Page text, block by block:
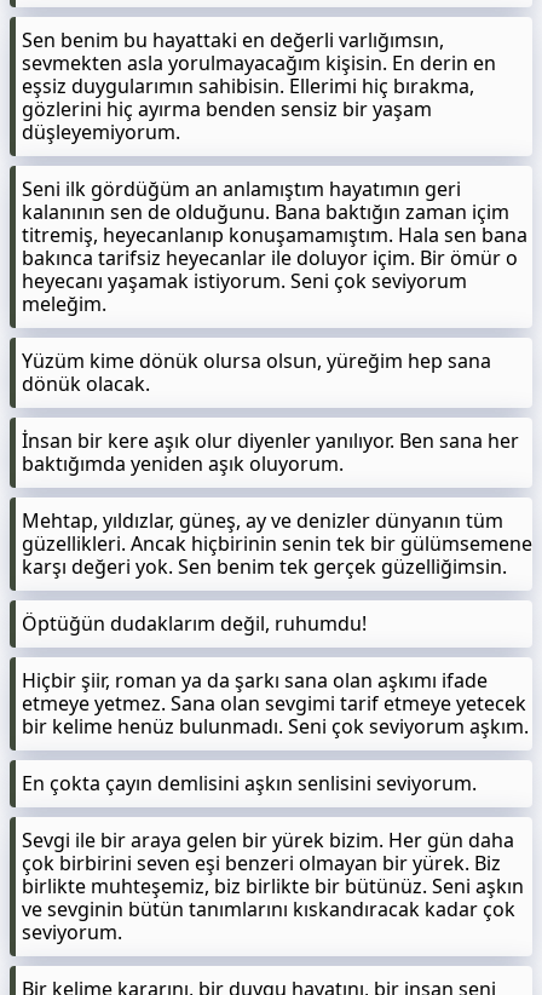
Sen benim bu hayattaki en değerli varlığımsın,
sevmekten asla yorulmayacağım kişisin. En derin en
eşsiz duygularımın sahibisin. Ellerimi hiç bırakma,
gözlerini hiç ayırma benden sensiz bir yaşam
düşleyemiyorum.
Seni ilk gördüğüm an anlamıştım hayatımın geri
kalanının sen de olduğunu. Bana baktığın zaman içim
titremiş, heyecanlanıp konuşamamıştım. Hala sen bana
bakınca tarifsiz heyecanlar ile doluyor içim. Bir ömür o
heyecanı yaşamak istiyorum. Seni çok seviyorum
meleğim.
Yüzüm kime dönük olursa olsun, yüreğim hep sana
dönük olacak.
İnsan bir kere aşık olur diyenler yanılıyor. Ben sana her
baktığımda yeniden aşık oluyorum.
Mehtap, yıldızlar, güneş, ay ve denizler dünyanın tüm
güzellikleri. Ancak hiçbirinin senin tek bir gülümsemene
karşı değeri yok. Sen benim tek gerçek güzelliğimsin.
Öptüğün dudaklarım değil, ruhumdu!
Hiçbir şiir, roman ya da şarkı sana olan aşkımı ifade
etmeye yetmez. Sana olan sevgimi tarif etmeye yetecek
bir kelime henüz bulunmadı. Seni çok seviyorum aşkım.
En çokta çayın demlisini aşkın senlisini seviyorum.
Sevgi ile bir araya gelen bir yürek bizim. Her gün daha
çok birbirini seven eşi benzeri olmayan bir yürek. Biz
birlikte muhteşemiz, biz birlikte bir bütünüz. Seni aşkın
ve sevginin bütün tanımlarını kıskandıracak kadar çok
seviyorum.
Bir kelime kararını, bir duygu hayatını, bir insan seni